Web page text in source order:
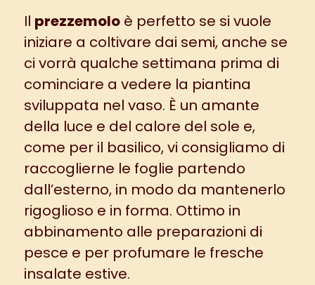
Il prezzemoloè perfetto se si vuole
iniziare a coltivare dai semi, anche se
ci vorrà qualche settimana prima di
cominciare a vedere la piantina
sviluppata nel vaso. È un amante
della luce e del calore del sole e,
come per il basilico, vi consigliamo di
raccoglierne le foglie partendo
dall’esterno, in modo da mantenerlo
rigoglioso e in forma. Ottimo in
abbinamento alle preparazioni di
pesce e per profumare le fresche
insalate estive.